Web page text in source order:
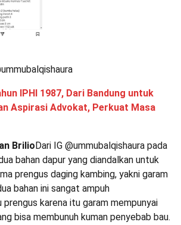
IPHI 1987, Dari Bandung untuk
Aspirasi Advokat, Perkuat Masa
BrilioDari IG @ummubalqishaura pada
bahan dapur yang diandalkan untuk
prengus daging kambing, yakni garam
bahan ini sangat ampuh
prengus karena itu garam mempunyai
bisa membunuh kuman penyebab bau.